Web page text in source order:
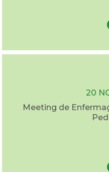
20
Meeting de